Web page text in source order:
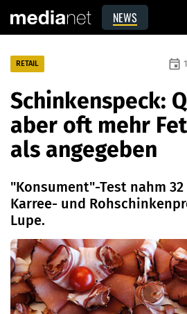
NEWS
RETAIL event
Schinkenspeck:
aber oft mehr
als angegeben
"Konsument"-Test nahm
Karree- und
Lupe.